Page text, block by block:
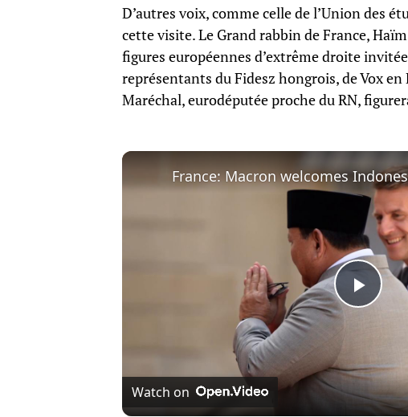
D’autres voix, comme celle de l’Union des
cette visite. Le Grand rabbin de France,
figures européennes d’extrême droite
représentants du Fidesz hongrois, de Vox
Maréchal, eurodéputée proche du RN,
Play
Video
Watch on